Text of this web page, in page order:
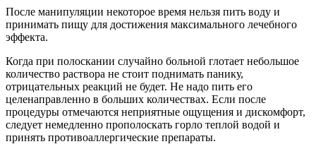
После манипуляции некоторое время нельзя пить воду и
принимать пищу для достижения максимального лечебного
эффекта.
Когда при полоскании случайно больной глотает небольшое
количество раствора не стоит поднимать панику,
отрицательных реакций не будет. Не надо пить его
целенаправленно в больших количествах. Если после
процедуры отмечаются неприятные ощущения и дискомфорт,
следует немедленно прополоскать горло теплой водой и
принять противоаллергические препараты.